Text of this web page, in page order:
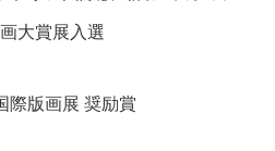
大賞展入選
際版画展 奨励賞